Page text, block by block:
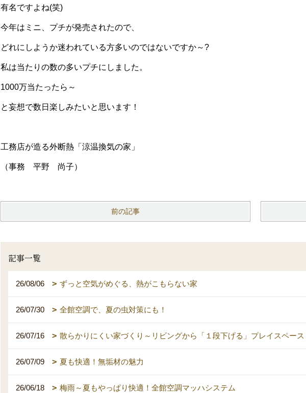
有名ですよね(笑)
今年はミニ、プチが発売されたので、
どれにしようか迷われている方多いのではないですか～?
私は当たりの数の多いプチにしました。
1000万当たったら～
と妄想で数日楽しみたいと思います！
工務店が造る外断熱「涼温換気の家」
（事務 平野 尚子）
前の記事
記事一覧
26/08/06 ずっと空気がめぐる、熱がこもらない家
26/07/30 全館空調で、夏の虫対策にも！
26/07/16 散らかりにくい家づくり～リビングから「１段下げる」プレイスペース
26/07/09 夏も快適！無垢材の魅力
26/06/18 梅雨～夏もやっぱり快適！全館空調マッハシステム